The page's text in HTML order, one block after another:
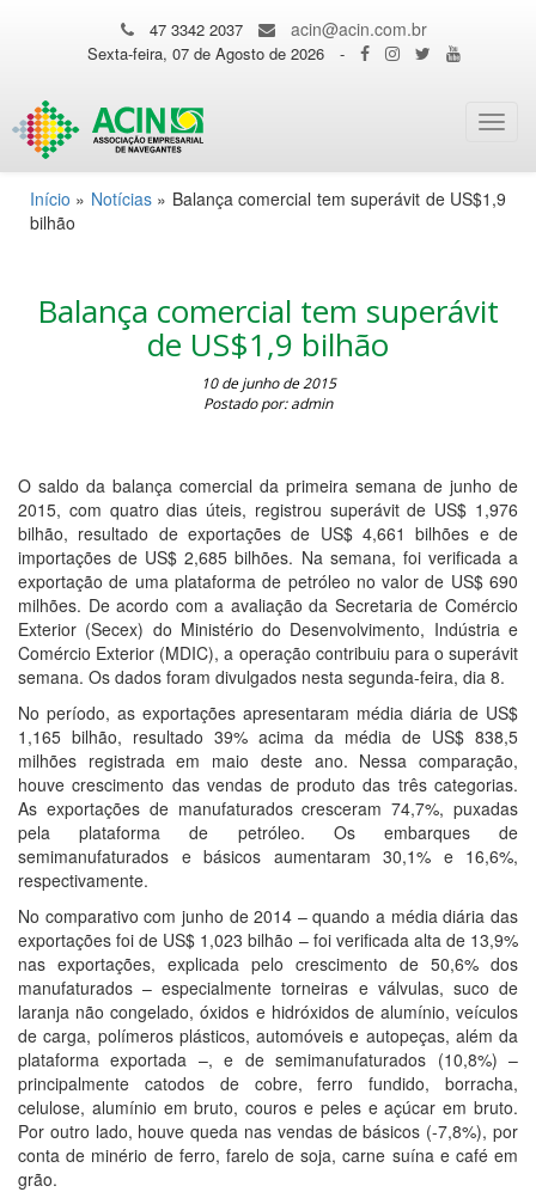
47 3342 2037 acin@acin.com.br
Sexta-feira, 07 de Agosto de 2026 -
Início » Notícias» Balança comercial tem superávit de US$1,9
bilhão
Balança comercial tem superávit
de US$1,9 bilhão
10 de junho de 2015
Postado por: admin
O saldo da balança comercial da primeira semana de junho de
2015, com quatro dias úteis, registrou superávit de US$ 1,976
bilhão, resultado de exportações de US$ 4,661 bilhões e de
importações de US$ 2,685 bilhões. Na semana, foi verificada a
exportação de uma plataforma de petróleo no valor de US$ 690
milhões. De acordo com a avaliação da Secretaria de Comércio
Exterior (Secex) do Ministério do Desenvolvimento, Indústria e
Comércio Exterior (MDIC), a operação contribuiu para o superávit
semana. Os dados foram divulgados nesta segunda-feira, dia 8.
No período, as exportações apresentaram média diária de US$
1,165 bilhão, resultado 39% acima da média de US$ 838,5
milhões registrada em maio deste ano. Nessa comparação,
houve crescimento das vendas de produto das três categorias.
As exportações de manufaturados cresceram 74,7%, puxadas
pela plataforma de petróleo. Os embarques de
semimanufaturados e básicos aumentaram 30,1% e 16,6%,
respectivamente.
No comparativo com junho de 2014 – quando a média diária das
exportações foi de US$ 1,023 bilhão – foi verificada alta de 13,9%
nas exportações, explicada pelo crescimento de 50,6% dos
manufaturados – especialmente torneiras e válvulas, suco de
laranja não congelado, óxidos e hidróxidos de alumínio, veículos
de carga, polímeros plásticos, automóveis e autopeças, além da
plataforma exportada –, e de semimanufaturados (10,8%) –
principalmente catodos de cobre, ferro fundido, borracha,
celulose, alumínio em bruto, couros e peles e açúcar em bruto.
Por outro lado, houve queda nas vendas de básicos (-7,8%), por
conta de minério de ferro, farelo de soja, carne suína e café em
grão.